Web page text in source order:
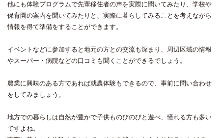
他にも体験プログラムで先輩移住者の声を実際に聞いてみたり、学校や
保育園の案内を聞いてみたりと、実際に暮らしてみることを考えながら
情報を得て準備をすることができます。
イベントなどに参加すると地元の方との交流も深まり、周辺区域の情報
やスーパー・病院などの口コミも聞くことができるでしょう。
農業に興味のある方であれば就農体験もできるので、事前に問い合わせ
をしてみましょう。
地方での暮らしは自然が豊かで子供ものびのびと遊べ、憧れる方も多い
ですよね。